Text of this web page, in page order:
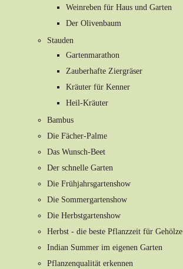
Weinreben für Haus und Garten
Der Olivenbaum
Stauden
Gartenmarathon
Zauberhafte Ziergräser
Kräuter für Kenner
Heil-Kräuter
Bambus
Die Fächer-Palme
Das Wunsch-Beet
Der schnelle Garten
Die Frühjahrsgartenshow
Die Sommergartenshow
Die Herbstgartenshow
Herbst - die beste Pflanzzeit für Gehölze
Indian Summer im eigenen Garten
Pflanzenqualität erkennen